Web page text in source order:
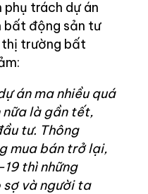
phụ trách dự án
bất động sản tư
thị trường bất
án ma nhiều quá
nữa là gần tết,
tư. Thông
mua bán trở lại,
thì những
và người ta